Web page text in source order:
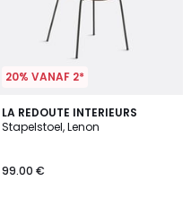
20% VANAF 2*
LA REDOUTE INTERIEURS
Stapelstoel, Lenon
99.00 €